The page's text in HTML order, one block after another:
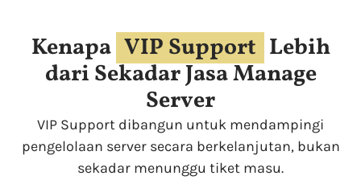
Kenapa VIP Support Lebih
dari Sekadar Jasa Manage
Server
VIP Support dibangun untuk mendampingi
pengelolaan server secara berkelanjutan, bukan
sekadar menunggu tiket masu.